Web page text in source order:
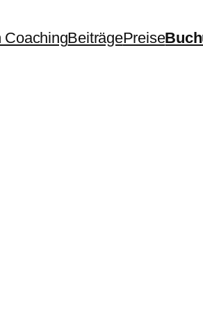
CoachingBeiträgePreise